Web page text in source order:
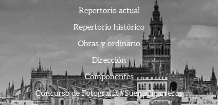
Repertorio actual
Repertorio histórico
Obras y ordinario
Dirección
Componentes
Concurso de Fotografía #SuenaCigarreras